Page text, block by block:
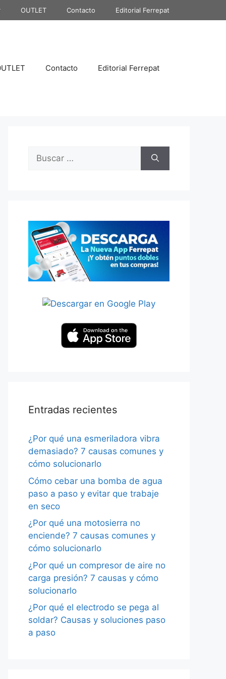
OUTLET Contacto Editorial Ferrepat
Contacto Editorial Ferrepat
Buscar:
Entradas recientes
¿Por qué una esmeriladora vibra
demasiado? 7 causas comunes y
cómo solucionarlo
Cómo cebar una bomba de agua
paso a paso y evitar que trabaje
en seco
¿Por qué una motosierra no
enciende? 7 causas comunes y
cómo solucionarlo
¿Por qué un compresor de aire no
carga presión? 7 causas y cómo
solucionarlo
¿Por qué el electrodo se pega al
soldar? Causas y soluciones paso
a paso